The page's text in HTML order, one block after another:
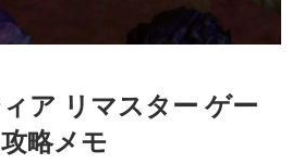
ア リマスター ゲー
略メモ